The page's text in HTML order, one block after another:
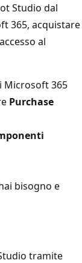
Studio dal
365, acquistare
al
Microsoft 365
Purchase
bisogno e
tramite